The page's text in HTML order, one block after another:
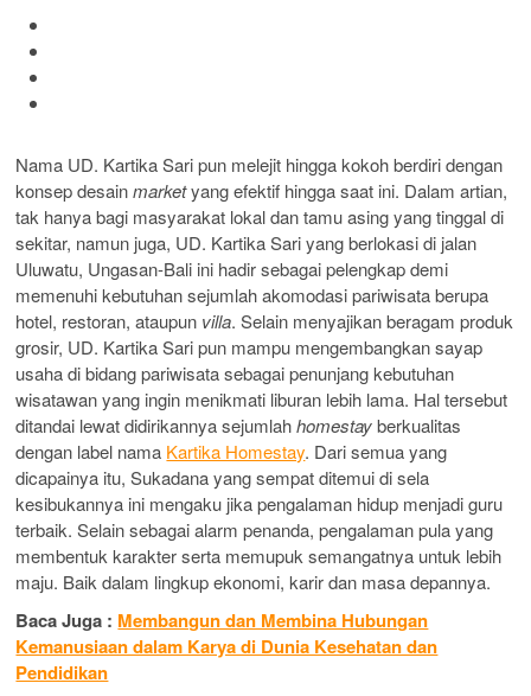
Nama UD. Kartika Sari pun melejit hingga kokoh berdiri dengan
konsep desainmarketyang efektif hingga saat ini. Dalam artian,
tak hanya bagi masyarakat lokal dan tamu asing yang tinggal di
sekitar, namun juga, UD. Kartika Sari yang berlokasi di jalan
Uluwatu, Ungasan-Bali ini hadir sebagai pelengkap demi
memenuhi kebutuhan sejumlah akomodasi pariwisata berupa
hotel, restoran, ataupun villa. Selain menyajikan beragam produk
grosir, UD. Kartika Sari pun mampu mengembangkan sayap
usaha di bidang pariwisata sebagai penunjang kebutuhan
wisatawan yang ingin menikmati liburan lebih lama. Hal tersebut
ditandai lewat didirikannya sejumlahhomestayberkualitas
dengan label nama Kartika Homestay. Dari semua yang
dicapainya itu, Sukadana yang sempat ditemui di sela
kesibukannya ini mengaku jika pengalaman hidup menjadi guru
terbaik. Selain sebagai alarm penanda, pengalaman pula yang
membentuk karakter serta memupuk semangatnya untuk lebih
maju. Baik dalam lingkup ekonomi, karir dan masa depannya.
Baca Juga : Membangun dan Membina Hubungan
Kemanusiaan dalam Karya di Dunia Kesehatan dan
Pendidikan